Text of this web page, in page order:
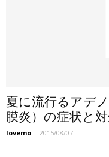
夏に流行るアデ
膜炎）の症状と
lovemo - 2015/08/07